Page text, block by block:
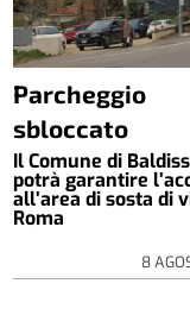
Parcheggio
sbloccato
Il Comune di
potrà garantire
all’area di sosta di
Roma
8